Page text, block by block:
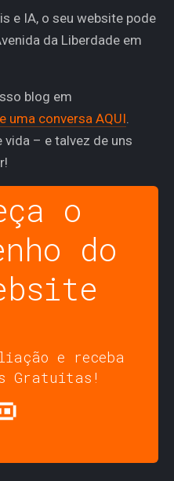
e IA, o seu website pode
da Liberdade em
blog em
uma conversa AQUI
– e talvez de uns
o
do
e receba
Gratuitas!